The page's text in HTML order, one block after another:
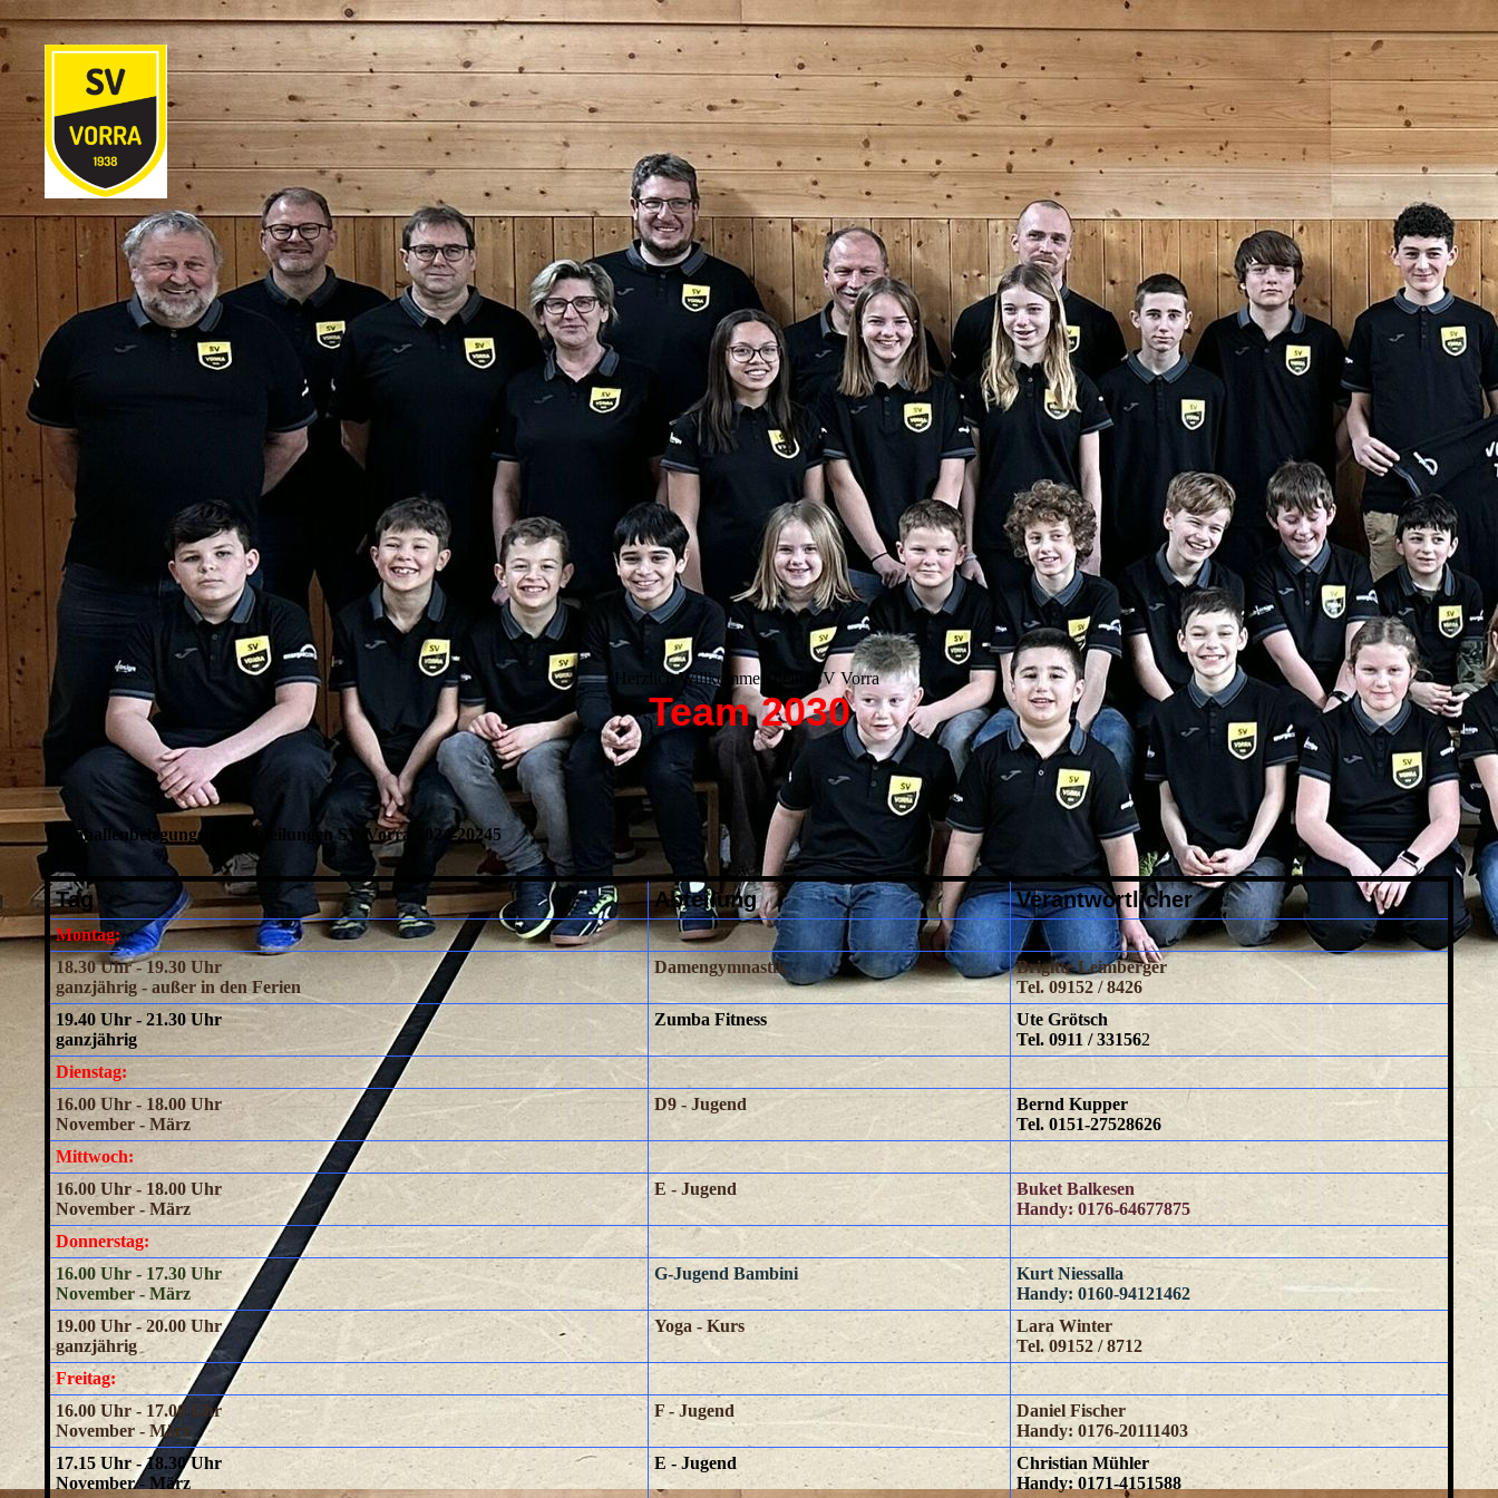
Herzlich Willkommen beim SV Vorra
Team 2030
Turnhallenbelegungsplan Abteilungen SV Vorra 2024-20245
Tag Abteilung Verantwortlicher
Montag:
18.30 Uhr - 19.30 Uhr
ganzjährig - außer in den Ferien
Damengymnastik
Brigitte Leimberger
Tel. 09152 / 8426
19.40 Uhr - 21.30 Uhr
ganzjährig
Zumba Fitness
Ute Grötsch
Tel. 0911 / 331562
Dienstag:
16.00 Uhr - 18.00 Uhr
November - März
D9 - Jugend
Bernd Kupper
Tel. 0151-27528626
Mittwoch:
16.00 Uhr - 18.00 Uhr
November - März
E - Jugend
Buket Balkesen
Handy: 0176-64677875
Donnerstag:
16.00 Uhr - 17.30 Uhr
November - März
G-Jugend Bambini
Kurt Niessalla
Handy: 0160-94121462
19.00 Uhr - 20.00 Uhr
ganzjährig
Yoga - Kurs
Lara Winter
Tel. 09152 / 8712
Freitag:
16.00 Uhr - 17.00 Uhr
November - März
F - Jugend
Daniel Fischer
Handy: 0176-20111403
17.15 Uhr - 18.30 Uhr
November - März
E - Jugend
Christian Mühler
Handy: 0171-4151588